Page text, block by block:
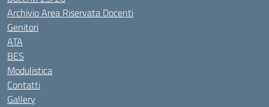
Archivio Area Riservata Docenti
Genitori
ATA
BES
Modulistica
Contatti
Gallery